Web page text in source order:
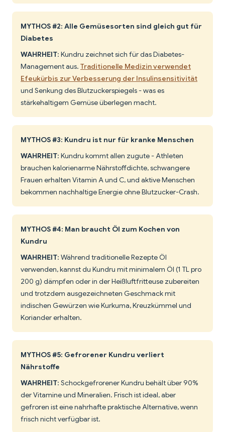
MYTHOS #2: Alle Gemüsesorten sind gleich gut für
Diabetes
WAHRHEIT: Kundru zeichnet sich für das Diabetes-
Management aus. Traditionelle Medizin verwendet
Efeukürbis zur Verbesserung der Insulinsensitivität
und Senkung des Blutzuckerspiegels - was es
stärkehaltigem Gemüse überlegen macht.
MYTHOS #3: Kundru ist nur für kranke Menschen
WAHRHEIT: Kundru kommt allen zugute - Athleten
brauchen kalorienarme Nährstoffdichte, schwangere
Frauen erhalten Vitamin A und C, und aktive Menschen
bekommen nachhaltige Energie ohne Blutzucker-Crash.
MYTHOS #4: Man braucht Öl zum Kochen von
Kundru
WAHRHEIT: Während traditionelle Rezepte Öl
verwenden, kannst du Kundru mit minimalem Öl (1 TL pro
200 g) dämpfen oder in der Heißluftfritteuse zubereiten
und trotzdem ausgezeichneten Geschmack mit
indischen Gewürzen wie Kurkuma, Kreuzkümmel und
Koriander erhalten.
MYTHOS #5: Gefrorener Kundru verliert
Nährstoffe
WAHRHEIT: Schockgefrorener Kundru behält über 90%
der Vitamine und Mineralien. Frisch ist ideal, aber
gefroren ist eine nahrhafte praktische Alternative, wenn
frisch nicht verfügbar ist.